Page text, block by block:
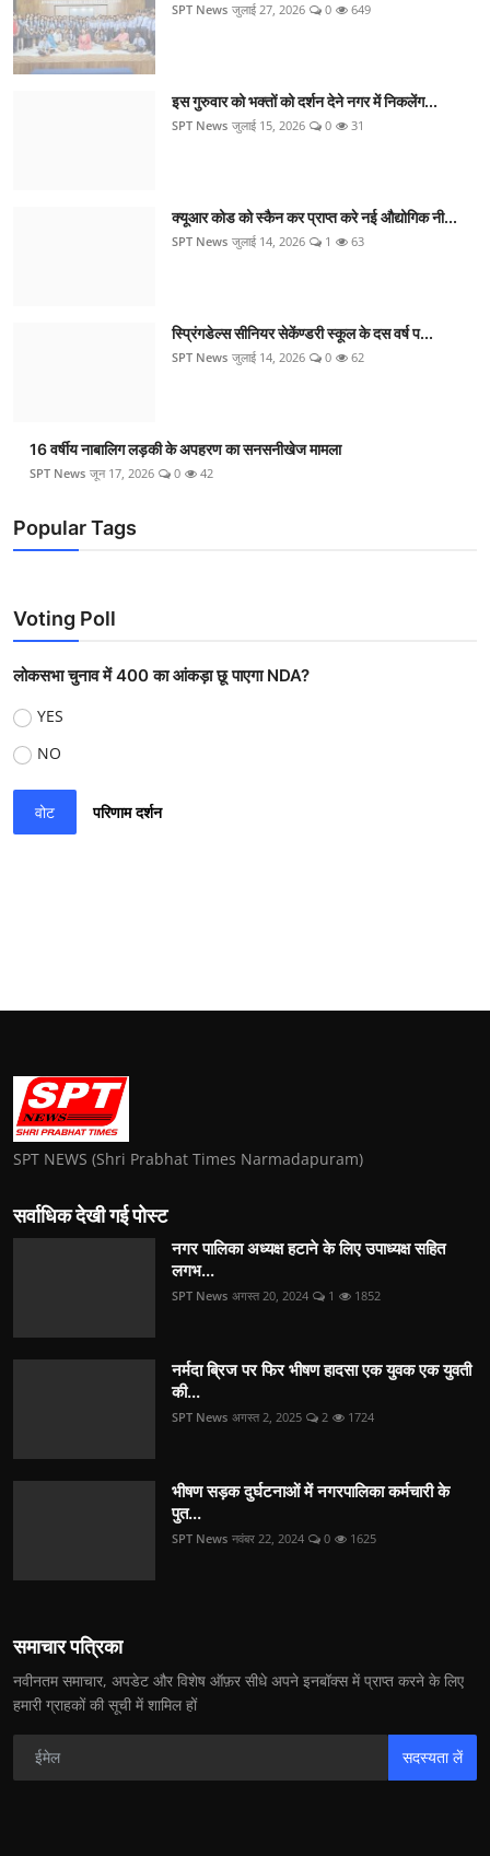
SPT News जुलाई 27, 2026 0 649
इस गुरुवार को भक्तों को दर्शन देने नगर में निकलेंग...
SPT News जुलाई 15, 2026 0 31
क्यूआर कोड को स्कैन कर प्राप्त करे नई औद्योगिक नी...
SPT News जुलाई 14, 2026 1 63
स्प्रिंगडेल्स सीनियर सेकेंण्डरी स्कूल के दस वर्ष प...
SPT News जुलाई 14, 2026 0 62
16 वर्षीय नाबालिग लड़की के अपहरण का सनसनीखेज मामला
SPT News जून 17, 2026 0 42
Popular Tags
Voting Poll
लोकसभा चुनाव में 400 का आंकड़ा छू पाएगा NDA?
YES
NO
वोट परिणाम दर्शन
SPT NEWS (Shri Prabhat Times Narmadapuram)
सर्वाधिक देखी गई पोस्ट
नगर पालिका अध्यक्ष हटाने के लिए उपाध्यक्ष सहित
लगभ...
SPT News अगस्त 20, 2024 1 1852
नर्मदा ब्रिज पर फिर भीषण हादसा एक युवक एक युवती
की...
SPT News अगस्त 2, 2025 2 1724
भीषण सड़क दुर्घटनाओं में नगरपालिका कर्मचारी के
पुत...
SPT News नवंबर 22, 2024 0 1625
समाचार पत्रिका
नवीनतम समाचार, अपडेट और विशेष ऑफ़र सीधे अपने इनबॉक्स में प्राप्त करने के लिए
हमारी ग्राहकों की सूची में शामिल हों
सदस्यता लें